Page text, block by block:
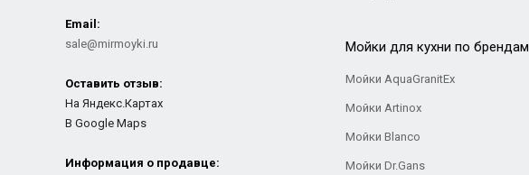
Email:
sale@mirmoyki.ru
Оставить отзыв:
На Яндекс.Картах
В Google Maps
Информация о продавце:
Мойки для кухни по брендам
Мойки AquaGranitEx
Мойки Artinox
Мойки Blanco
Мойки Dr.Gans